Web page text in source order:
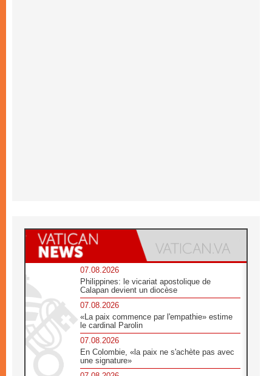
07.08.2026
Philippines: le vicariat apostolique de
Calapan devient un diocèse
07.08.2026
«La paix commence par l'empathie» estime
le cardinal Parolin
07.08.2026
En Colombie, «la paix ne s'achète pas avec
une signature»